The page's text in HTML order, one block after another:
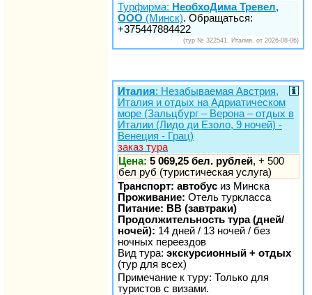
Турфирма: НеобхоДима Тревел,
ООО (Минск). Обращаться:
+375447884422
(тур № 322541, Италия, от 2026-08-06)
Италия: Незабываемая Австрия,
Италия и отдых на Адриатическом
море (Зальцбург – Верона – отдых в
Италии (Лидо ди Езоло, 9 ночей) -
Венеция - Грац)
заказ тура
Цена: 5 069,25 бел. рублей, + 500
бел руб (туристическая услуга)
Транспорт: автобус из Минска
Проживание: Отель туркласса
Питание: BB (завтраки)
Продолжительность тура (дней/
ночей): 14 дней / 13 ночей / без
ночных переездов
Вид тура: экскурсионный + отдых
(тур для всех)
Примечание к туру: Только для
туристов с визами.